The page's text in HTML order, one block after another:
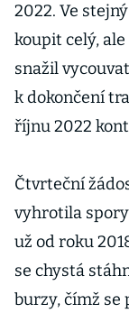
2022. Ve
koupit celý,
snažil
k dokončení
říjnu 2022
Čtvrteční
vyhrotila
už od roku
se chystá
burzy, čímž se